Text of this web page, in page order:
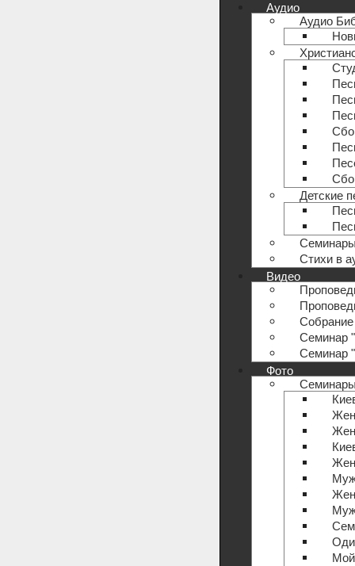
Аудио
Аудио
Детские
Стихи в
Видео
Собрание
Семинар
Семинар
Фото